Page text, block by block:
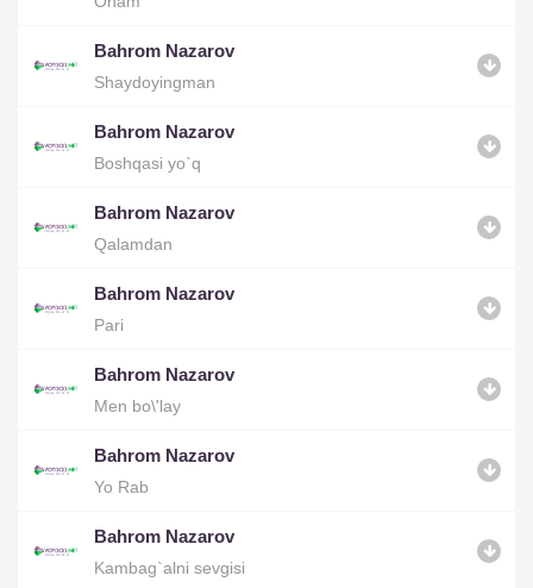
Bahrom Nazarov
Shaydoyingman
Bahrom Nazarov
Boshqasi yo`q
Bahrom Nazarov
Qalamdan
Bahrom Nazarov
Pari
Bahrom Nazarov
Men bo\'lay
Bahrom Nazarov
Yo Rab
Bahrom Nazarov
Kambag`alni sevgisi